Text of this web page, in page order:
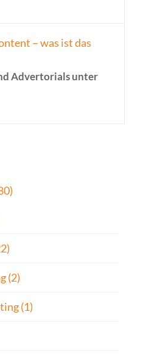
– was ist das
Advertorials unter
(2)
(1)